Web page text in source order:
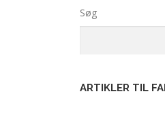
Søg
ARTIKLER TIL